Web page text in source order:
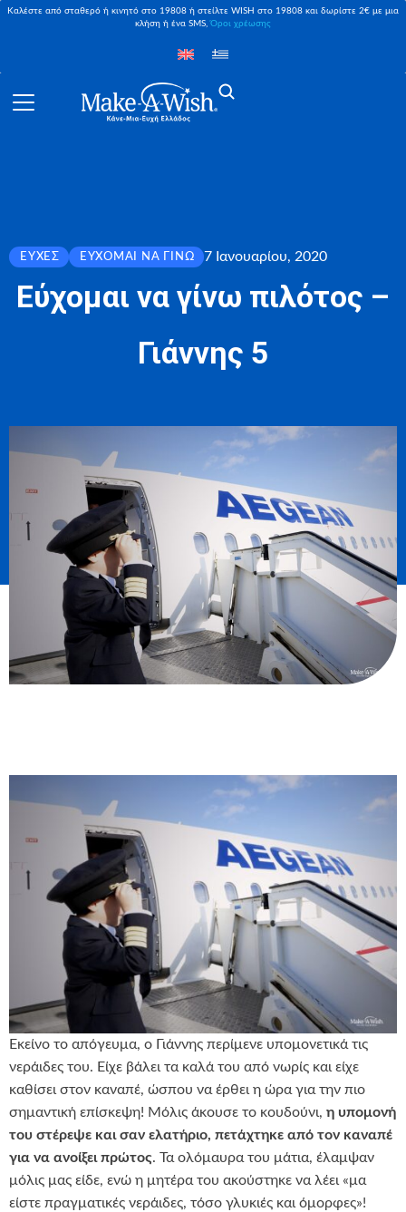
Καλέστε από σταθερό ή κινητό στο 19808 ή στείλτε WISH στο 19808 και δωρίστε 2€ με μια
κλήση ή ένα SMS,Όροι χρέωσης
ΕΥΧΈΣ ΕΎΧΟΜΑΙ ΝΑ ΓΊΝΩ 7 Ιανουαρίου, 2020
Εύχομαι να γίνω πιλότος –
Γιάννης 5
Εκείνο το απόγευμα, ο Γιάννης περίμενε υπομονετικά τις
νεράιδες του. Είχε βάλει τα καλά του από νωρίς και είχε
καθίσει στον καναπέ, ώσπου να έρθει η ώρα για την πιο
σημαντική επίσκεψη! Μόλις άκουσε το κουδούνι, η υπομονή
του στέρεψε και σαν ελατήριο, πετάχτηκε από τον καναπέ
για να ανοίξει πρώτος. Τα ολόμαυρα του μάτια, έλαμψαν
μόλις μας είδε, ενώ η μητέρα του ακούστηκε να λέει «μα
είστε πραγματικές νεράιδες, τόσο γλυκιές και όμορφες»!